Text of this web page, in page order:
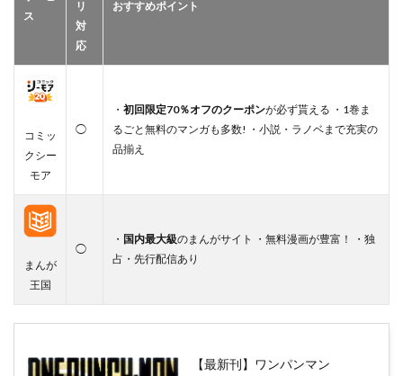
ス
リ
対
応
おすすめポイント
コミッ
クシー
モア
◯
・ 初回限定70％オフのクーポンが必ず貰える ・1巻ま
るごと無料のマンガも多数! ・小説・ラノベまで充実の
品揃え
まんが
王国
◯
・ 国内最大級のまんがサイト ・無料漫画が豊富！ ・独
占・先行配信あり
【最新刊】ワンパンマン